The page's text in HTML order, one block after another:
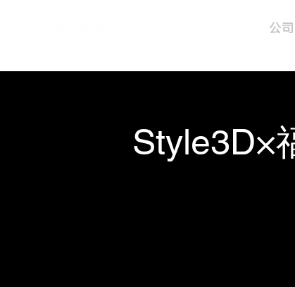
公
Style3D×